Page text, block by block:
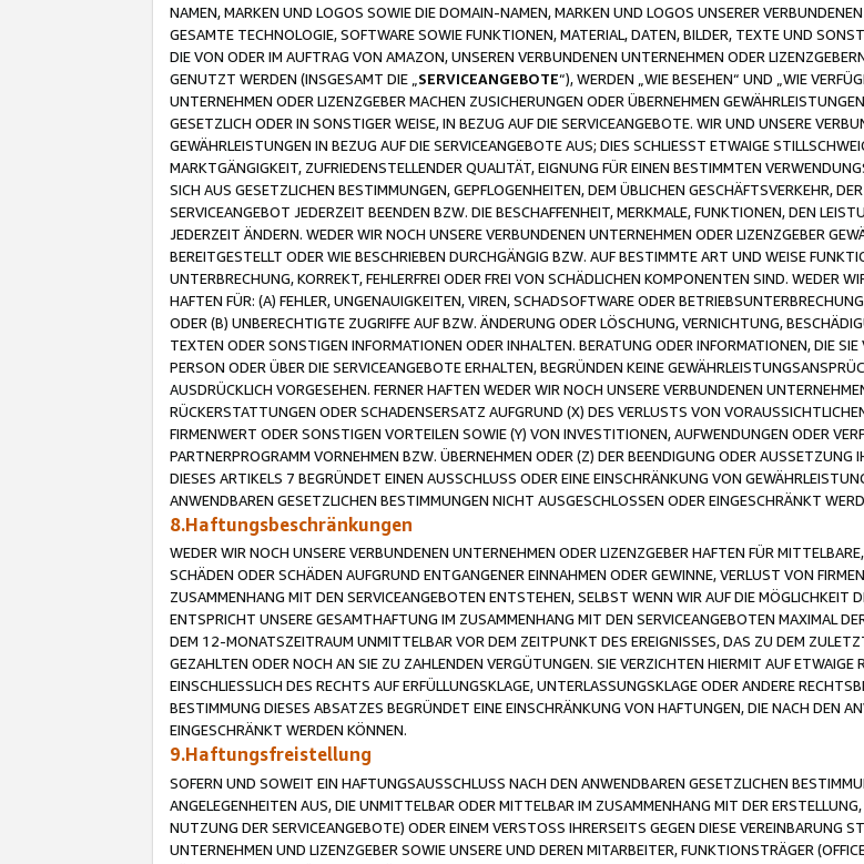
NAMEN, MARKEN UND LOGOS SOWIE DIE DOMAIN-NAMEN, MARKEN UND LOGOS UNSERER
GESAMTE TECHNOLOGIE, SOFTWARE SOWIE FUNKTIONEN, MATERIAL, DATEN, BILDER, TEXTE UND
DIE VON ODER IM AUFTRAG VON AMAZON, UNSEREN VERBUNDENEN UNTERNEHMEN ODER
GENUTZT WERDEN (INSGESAMT DIE „ SERVICEANGEBOTE“), WERDEN „WIE BESEHEN“ UND „WIE
UNTERNEHMEN ODER LIZENZGEBER MACHEN ZUSICHERUNGEN ODER ÜBERNEHMEN
GESETZLICH ODER IN SONSTIGER WEISE, IN BEZUG AUF DIE SERVICEANGEBOTE. WIR UND UNSERE
GEWÄHRLEISTUNGEN IN BEZUG AUF DIE SERVICEANGEBOTE AUS; DIES SCHLIESST ETWAIGE
MARKTGÄNGIGKEIT, ZUFRIEDENSTELLENDER QUALITÄT, EIGNUNG FÜR EINEN BESTIMMTEN
SICH AUS GESETZLICHEN BESTIMMUNGEN, GEPFLOGENHEITEN, DEM ÜBLICHEN GESCHÄFTSVERKEHR,
SERVICEANGEBOT JEDERZEIT BEENDEN BZW. DIE BESCHAFFENHEIT, MERKMALE, FUNKTIONEN, DEN
JEDERZEIT ÄNDERN. WEDER WIR NOCH UNSERE VERBUNDENEN UNTERNEHMEN ODER LIZENZGEBER
BEREITGESTELLT ODER WIE BESCHRIEBEN DURCHGÄNGIG BZW. AUF BESTIMMTE ART UND WEISE
UNTERBRECHUNG, KORREKT, FEHLERFREI ODER FREI VON SCHÄDLICHEN KOMPONENTEN SIND. WEDER
HAFTEN FÜR: (A) FEHLER, UNGENAUIGKEITEN, VIREN, SCHADSOFTWARE ODER
ODER (B) UNBERECHTIGTE ZUGRIFFE AUF BZW. ÄNDERUNG ODER LÖSCHUNG, VERNICHTUNG,
TEXTEN ODER SONSTIGEN INFORMATIONEN ODER INHALTEN. BERATUNG ODER INFORMATIONEN, DIE
PERSON ODER ÜBER DIE SERVICEANGEBOTE ERHALTEN, BEGRÜNDEN KEINE
AUSDRÜCKLICH VORGESEHEN. FERNER HAFTEN WEDER WIR NOCH UNSERE VERBUNDENEN
RÜCKERSTATTUNGEN ODER SCHADENSERSATZ AUFGRUND (X) DES VERLUSTS VON
FIRMENWERT ODER SONSTIGEN VORTEILEN SOWIE (Y) VON INVESTITIONEN, AUFWENDUNGEN ODER
PARTNERPROGRAMM VORNEHMEN BZW. ÜBERNEHMEN ODER (Z) DER BEENDIGUNG ODER AUSSETZUNG
DIESES ARTIKELS 7 BEGRÜNDET EINEN AUSSCHLUSS ODER EINE EINSCHRÄNKUNG VON
ANWENDBAREN GESETZLICHEN BESTIMMUNGEN NICHT AUSGESCHLOSSEN ODER EINGESCHRÄNKT
8.Haftungsbeschränkungen
WEDER WIR NOCH UNSERE VERBUNDENEN UNTERNEHMEN ODER LIZENZGEBER HAFTEN FÜR
SCHÄDEN ODER SCHÄDEN AUFGRUND ENTGANGENER EINNAHMEN ODER GEWINNE, VERLUST VON
ZUSAMMENHANG MIT DEN SERVICEANGEBOTEN ENTSTEHEN, SELBST WENN WIR AUF DIE MÖGLICHKEIT
ENTSPRICHT UNSERE GESAMTHAFTUNG IM ZUSAMMENHANG MIT DEN SERVICEANGEBOTEN MAXIMAL
DEM 12-MONATSZEITRAUM UNMITTELBAR VOR DEM ZEITPUNKT DES EREIGNISSES, DAS ZU DEM
GEZAHLTEN ODER NOCH AN SIE ZU ZAHLENDEN VERGÜTUNGEN. SIE VERZICHTEN HIERMIT AUF
EINSCHLIESSLICH DES RECHTS AUF ERFÜLLUNGSKLAGE, UNTERLASSUNGSKLAGE ODER ANDERE
BESTIMMUNG DIESES ABSATZES BEGRÜNDET EINE EINSCHRÄNKUNG VON HAFTUNGEN, DIE NACH DEN
EINGESCHRÄNKT WERDEN KÖNNEN.
9.Haftungsfreistellung
SOFERN UND SOWEIT EIN HAFTUNGSAUSSCHLUSS NACH DEN ANWENDBAREN GESETZLICHEN
ANGELEGENHEITEN AUS, DIE UNMITTELBAR ODER MITTELBAR IM ZUSAMMENHANG MIT DER
NUTZUNG DER SERVICEANGEBOTE) ODER EINEM VERSTOSS IHRERSEITS GEGEN DIESE VEREINBARUNG
UNTERNEHMEN UND LIZENZGEBER SOWIE UNSERE UND DEREN MITARBEITER, FUNKTIONSTRÄGER